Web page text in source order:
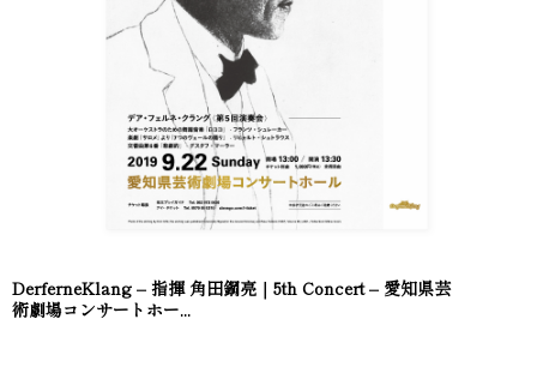
DerferneKlang – 指揮 角田鋼亮｜5th Concert – 愛知県芸
術劇場コンサートホー...